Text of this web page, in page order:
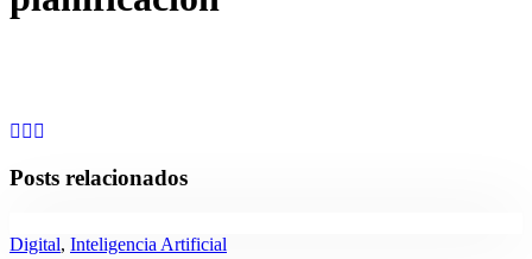
Posts relacionados
Digital, Inteligencia Artificial